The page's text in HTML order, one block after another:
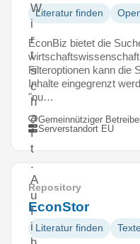
W
i
r
t
s
c
h
a
f
t
.
A
u
f
i
Literatur finden
EconBiz bietet die
Filteroptionen kann die
Inhalte eingegrenzt
"nu…
Gemeinnütziger
Serverstandort EU
Repository
EconStor
Literatur finden